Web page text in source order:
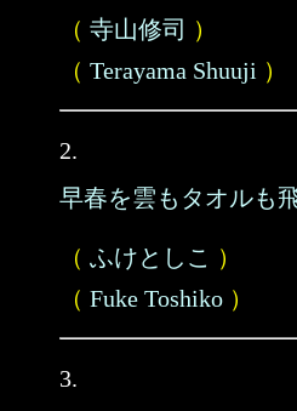
（ 寺山修司 ）
（ Terayama Shuuji ）
2.
早春を雲もタオルも
（ ふけとしこ ）
（ Fuke Toshiko ）
3.